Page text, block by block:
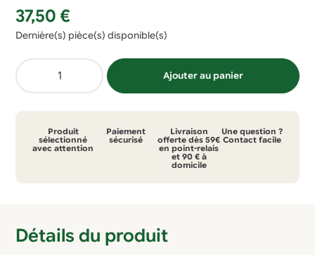
37,50 €
Dernière(s) pièce(s) disponible(s)
quantité
de
fromage
Ajouter au panier
Produit
sélectionné
avec attention
Paiement
sécurisé
Livraison
offerte dès 59€
en point-relais
et 90 € à
domicile
Une question ?
Contact facile
Détails du produit